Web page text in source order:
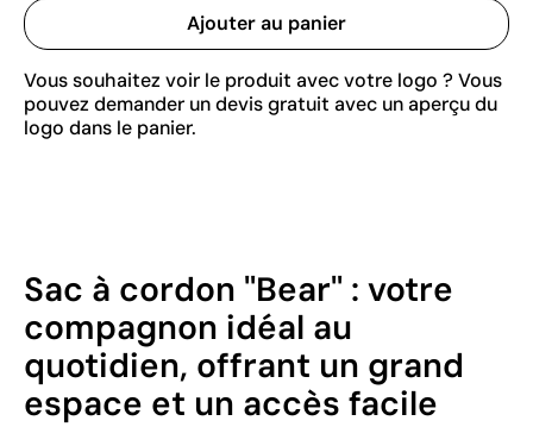
Ajouter au panier
Vous souhaitez voir le produit avec votre logo ? Vous
pouvez demander un devis gratuit avec un aperçu du
logo dans le panier.
Sac à cordon "Bear" : votre
compagnon idéal au
quotidien, offrant un grand
espace et un accès facile